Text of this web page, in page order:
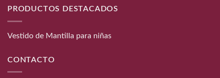
PRODUCTOS DESTACADOS
Vestido de Mantilla para niñas
CONTACTO